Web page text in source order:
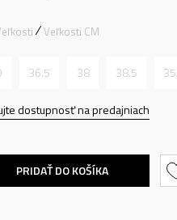
Veľkosti CM
36.5 38 38.5
dostupnosť na predajniach
PRIDAŤ DO KOŠÍKA